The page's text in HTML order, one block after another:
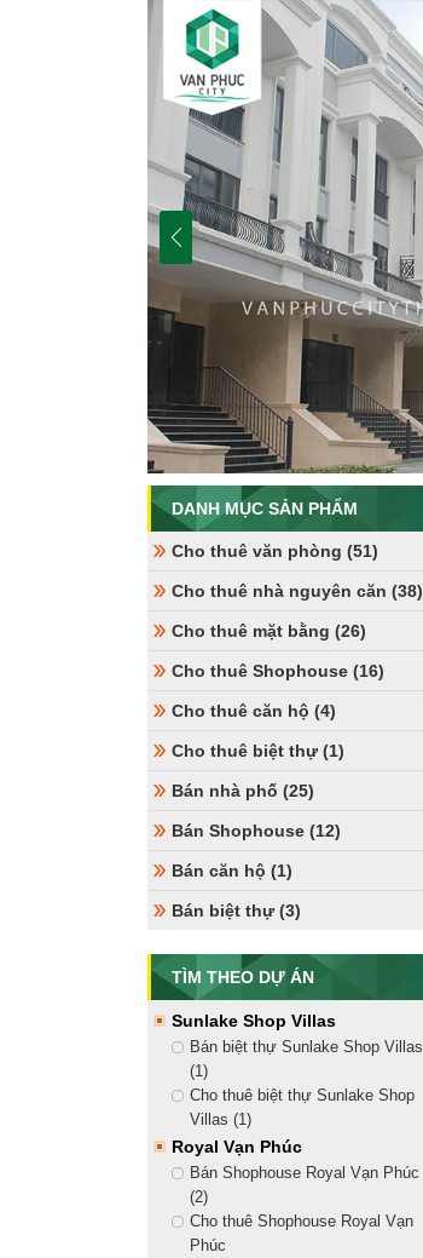
DANH MỤC SẢN PHẨM
Cho thuê văn phòng (51)
Cho thuê nhà nguyên căn (38)
Cho thuê mặt bằng (26)
Cho thuê Shophouse (16)
Cho thuê căn hộ (4)
Cho thuê biệt thự (1)
Bán nhà phố (25)
Bán Shophouse (12)
Bán căn hộ (1)
Bán biệt thự (3)
TÌM THEO DỰ ÁN
Sunlake Shop Villas
Bán biệt thự Sunlake Shop Villas
(1)
Cho thuê biệt thự Sunlake Shop
Villas (1)
Royal Vạn Phúc
Bán Shophouse Royal Vạn Phúc
(2)
Cho thuê Shophouse Royal Vạn
Phúc